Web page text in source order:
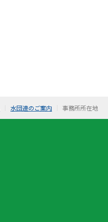
水団連のご案内 事務所所在地